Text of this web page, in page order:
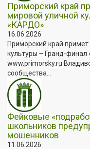
Приморский край
мировой уличной
«КАРДО»
16.06.2026
Приморский край
культуры – Гранд-
www.primorsky.ru
сообщества...
Фейковые
школьников
мошенников
11.06.2026